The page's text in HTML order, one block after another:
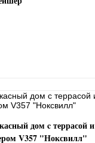
дом c террасой и
V357 "Ноксвилл"